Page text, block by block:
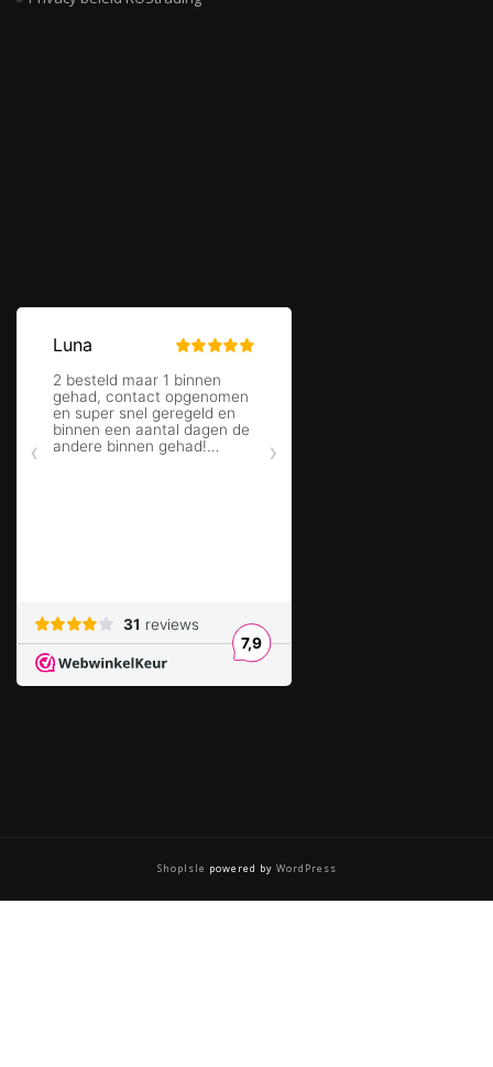
ShopIsle powered by WordPress